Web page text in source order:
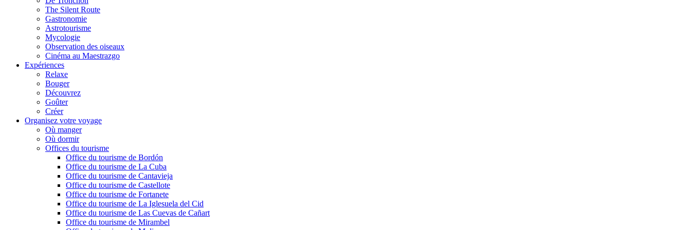
The Silent Route
Gastronomie
Astrotourisme
Mycologie
Observation des oiseaux
Cinéma au Maestrazgo
Expériences
Relaxe
Bouger
Découvrez
Goûter
Créer
Organisez votre voyage
Où manger
Où dormir
Offices du tourisme
Office du tourisme de Bordón
Office du tourisme de La Cuba
Office du tourisme de Cantavieja
Office du tourisme de Castellote
Office du tourisme de Fortanete
Office du tourisme de La Iglesuela del Cid
Office du tourisme de Las Cuevas de Cañart
Office du tourisme de Mirambel